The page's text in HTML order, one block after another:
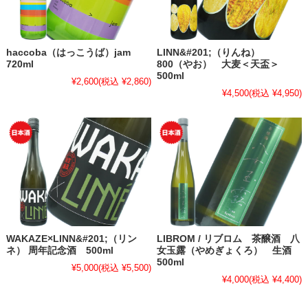
haccoba（はっこうば）jam
720ml
¥2,600(税込 ¥2,860)
LINN&#201;（りんね）
800（やお） 大麦＜天盃＞
500ml
¥4,500(税込 ¥4,950)
WAKAZE×LINN&#201;（リン
ネ） 周年記念酒 500ml
¥5,000(税込 ¥5,500)
LIBROM / リブロム 茶醸酒 八
女玉露（やめぎょくろ） 生酒
500ml
¥4,000(税込 ¥4,400)